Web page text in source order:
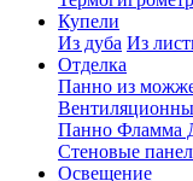
Купели
Из дуба Из
Отделка
Панно из
Панно Фламма
Стеновые
Освещение